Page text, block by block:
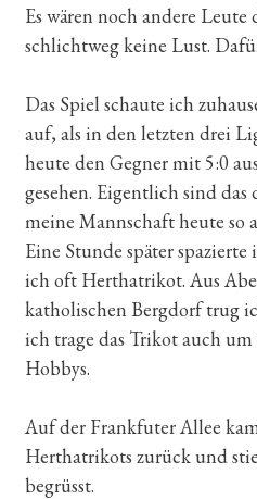
Es wären noch andere
schlichtweg keine Lust.
Das Spiel schaute ich
auf, als in den letzten drei
heute den Gegner mit 5:0
gesehen. Eigentlich sind
meine Mannschaft heute so
Eine Stunde später
ich oft Herthatrikot. Aus
katholischen Bergdorf trug
ich trage das Trikot auch
Hobbys.
Auf der Frankfuter Allee
Herthatrikots zurück und
begrüsst.